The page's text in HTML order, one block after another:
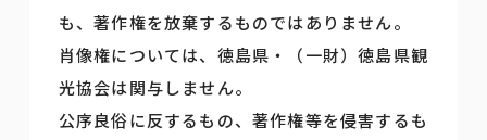
も、著作権を放棄するものではありません。
肖像権については、徳島県・（一財）徳島県観
光協会は関与しません。
公序良俗に反するもの、著作権等を侵害するも